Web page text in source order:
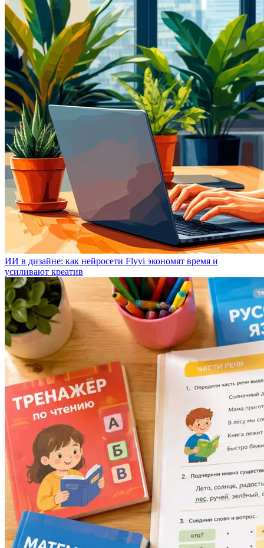
ИИ в дизайне: как нейросети Flyvi экономят время и
усиливают креатив